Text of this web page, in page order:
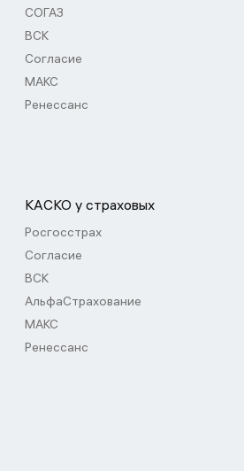
СОГАЗ
ВСК
Согласие
МАКС
Ренессанс
КАСКО у страховых
Росгосстрах
Согласие
ВСК
АльфаСтрахование
МАКС
Ренессанс